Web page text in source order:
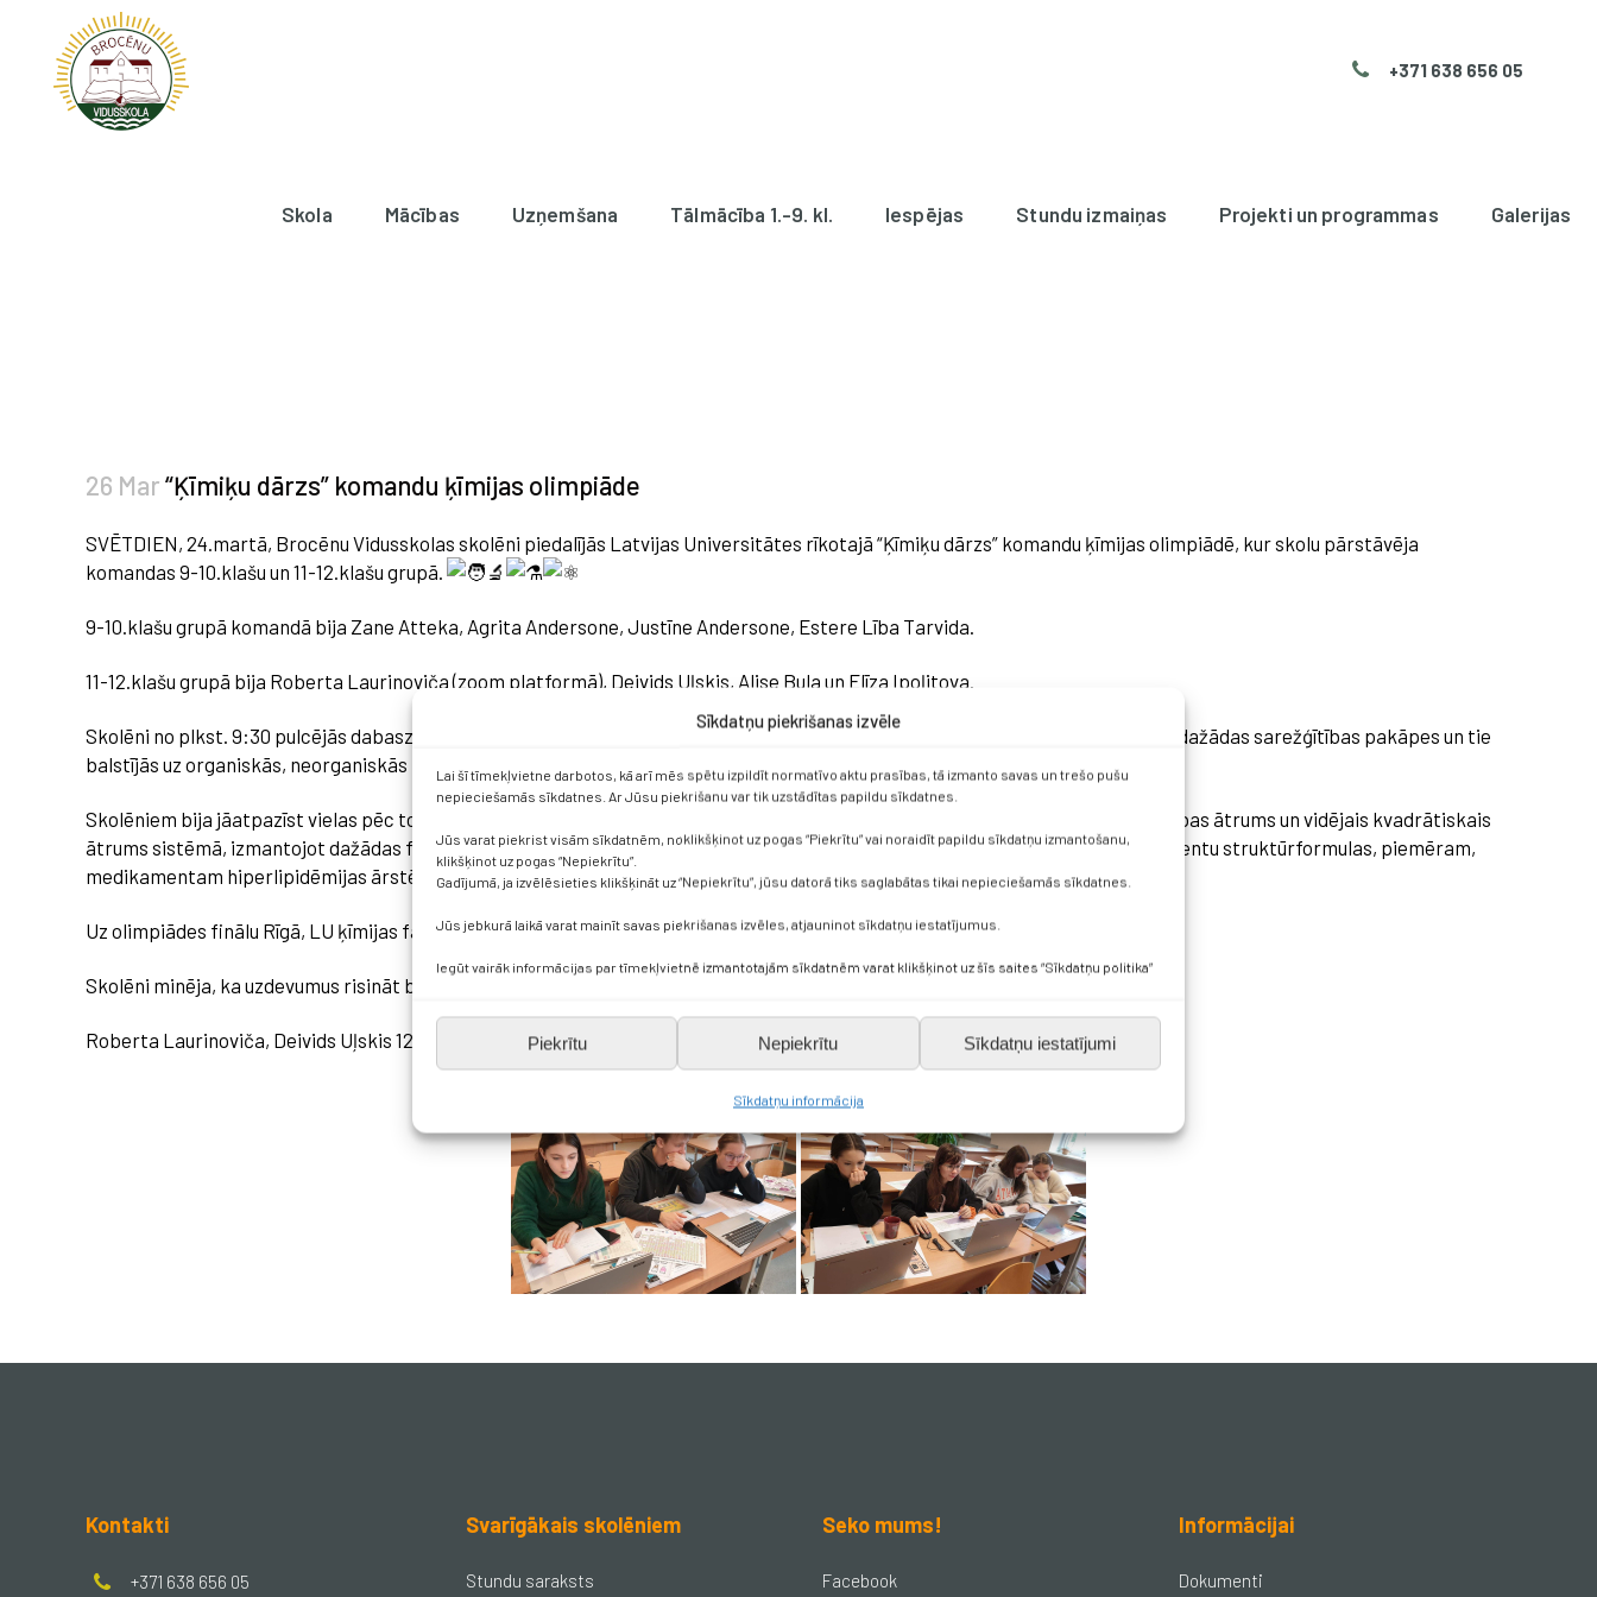
Sīkdatņu piekrišanas izvēle
Lai šī tīmekļvietne darbotos, kā arī mēs spētu izpildīt normatīvo aktu prasības, tā izmanto savas un trešo pušu
nepieciešamās sīkdatnes. Ar Jūsu piekrišanu var tik uzstādītas papildu sīkdatnes.
Jūs varat piekrist visām sīkdatnēm, noklikšķinot uz pogas “Piekrītu” vai noraidīt papildu sīkdatņu izmantošanu,
klikšķinot uz pogas “Nepiekrītu”.
Gadījumā, ja izvēlēsieties klikšķināt uz “Nepiekrītu”, jūsu datorā tiks saglabātas tikai nepieciešamās sīkdatnes.
Jūs jebkurā laikā varat mainīt savas piekrišanas izvēles, atjauninot sīkdatņu iestatījumus.
Iegūt vairāk informācijas par tīmekļvietnē izmantotajām sīkdatnēm varat klikšķinot uz šīs saites “Sīkdatņu politika”
Piekrītu Nepiekrītu Sīkdatņu iestatījumi
Sīkdatņu informācija
+371 638 656 05
Skola Mācības Uzņemšana Tālmācība 1.-9. kl. Iespējas Stundu izmaiņas Projekti un programmas Galerijas
26 Mar“Ķīmiķu dārzs” komandu ķīmijas olimpiāde
SVĒTDIEN, 24.martā, Brocēnu Vidusskolas skolēni piedalījās Latvijas Universitātes rīkotajā “Ķīmiķu dārzs” komandu ķīmijas olimpiādē, kur skolu pārstāvēja
komandas 9-10.klašu un 11-12.klašu grupā.
9-10.klašu grupā komandā bija Zane Atteka, Agrita Andersone, Justīne Andersone, Estere Lība Tarvida.
11-12.klašu grupā bija Roberta Laurinoviča (zoom platformā), Deivids Uļskis, Alise Bula un Elīza Ipoļitova.
Skolēni no plkst. 9:30 pulcējās dabaszinību skolas telpās un no 10:00-13:00 pildīja dažādus ķīmijas uzdevumus. Uzdevumiem bija dažādas sarežģītības pakāpes un tie
balstījās uz organiskās, neorganiskās ķīmijas zināšanām.
Skolēniem bija jāatpazīst vielas pēc to dotajām ķīmiskajām īpašībām un raksturojumiem, kā arī jāaprēķina gāzes molekulu kustības ātrums un vidējais kvadrātiskais
ātrums sistēmā, izmantojot dažādas fizikas, matemātikas un ķīmijas formulas. Skolēniem papildus bija jāzīmē dažādu medikamentu struktūrformulas, piemēram,
medikamentam hiperlipidēmijas ārstēšanai.
Uz olimpiādes finālu Rīgā, LU ķīmijas fakultātē tiek uzaicinātas astoņas Latvijas labākās komandas.
Skolēni minēja, ka uzdevumus risināt bija interesanti, bet tie bija ļoti sarežģīti.
Roberta Laurinoviča, Deivids Uļskis 12.a un ķīmijas skolotāja Vita Banzena
Kontakti
+371 638 656 05
Svarīgākais skolēniem
Stundu saraksts
Seko mums!
Facebook
Informācijai
Dokumenti